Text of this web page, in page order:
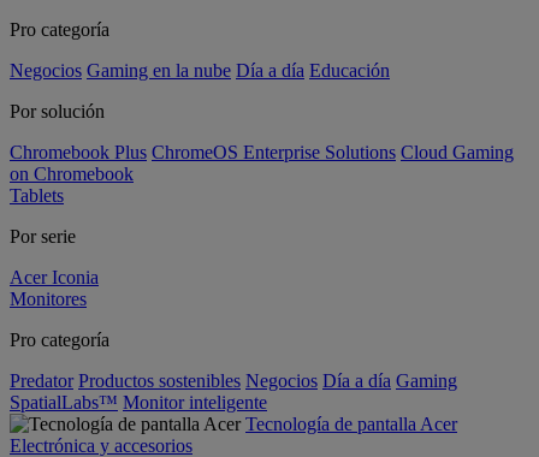
Pro categoría
Negocios Gaming en la nube Día a día Educación
Por solución
Chromebook Plus ChromeOS Enterprise Solutions Cloud Gaming
on Chromebook
Tablets
Por serie
Acer Iconia
Monitores
Pro categoría
Predator Productos sostenibles Negocios Día a día Gaming
SpatialLabs™ Monitor inteligente
Tecnología de pantalla Acer
Electrónica y accesorios